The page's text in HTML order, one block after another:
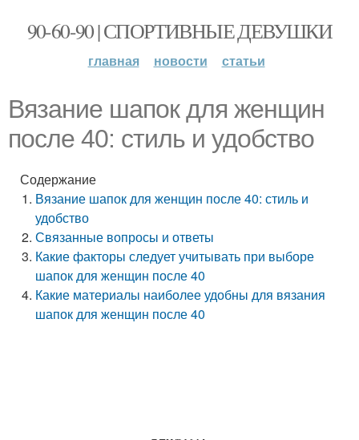
90-60-90 | СПОРТИВНЫЕ ДЕВУШКИ
главная новости статьи
Вязание шапок для женщин
после 40: стиль и удобство
Содержание
Вязание шапок для женщин после 40: стиль и
удобство
Связанные вопросы и ответы
Какие факторы следует учитывать при выборе
шапок для женщин после 40
Какие материалы наиболее удобны для вязания
шапок для женщин после 40